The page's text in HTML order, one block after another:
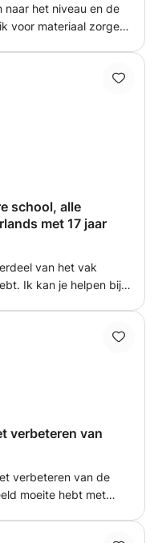
naar het niveau en de
voor materiaal zorgen,
van de extra
de lessen zo
school, alle
met 17 jaar
van het vak
Ik kan je helpen bij
onderwijs. Ook heb ik
taal.
verbeteren van
verbeteren van de
moeite hebt met